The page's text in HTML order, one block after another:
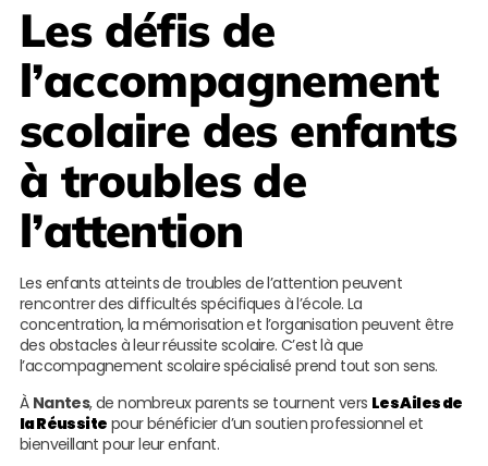
Les défis de
l’accompagnement
scolaire des enfants
à troubles de
l’attention
Les enfants atteints de troubles de l’attention peuvent
rencontrer des difficultés spécifiques à l’école. La
concentration, la mémorisation et l’organisation peuvent être
des obstacles à leur réussite scolaire. C’est là que
l’accompagnement scolaire spécialisé prend tout son sens.
À Nantes, de nombreux parents se tournent vers Les Ailes de
la Réussite pour bénéficier d’un soutien professionnel et
bienveillant pour leur enfant.